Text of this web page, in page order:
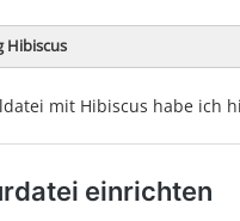
Hibiscus
mit Hibiscus habe ich